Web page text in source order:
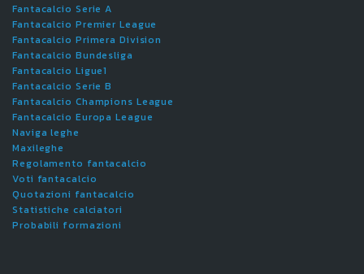
Fantacalcio Serie A
Fantacalcio Premier League
Fantacalcio Primera Division
Fantacalcio Bundesliga
Fantacalcio Ligue1
Fantacalcio Serie B
Fantacalcio Champions League
Fantacalcio Europa League
Naviga leghe
Maxileghe
Regolamento fantacalcio
Voti fantacalcio
Quotazioni fantacalcio
Statistiche calciatori
Probabili formazioni